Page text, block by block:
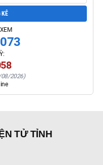
KÊ
2026)
TỬ TỈNH